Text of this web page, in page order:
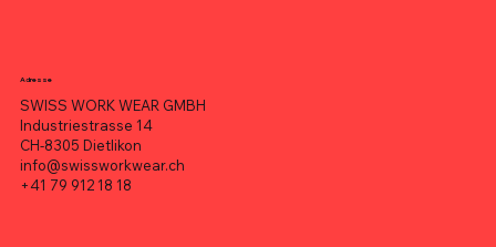
Adresse
SWISS WORK WEAR GMBH
Industriestrasse 14
CH-8305 Dietlikon
info@swissworkwear.ch
+41 79 912 18 18